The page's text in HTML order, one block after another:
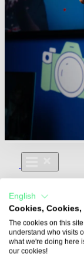
Aus- und
Für Lehre &
Media For You
Über Uns
English
Cookies, Cookies,
The cookies on this
understand who visits
what we're doing here
our cookies!